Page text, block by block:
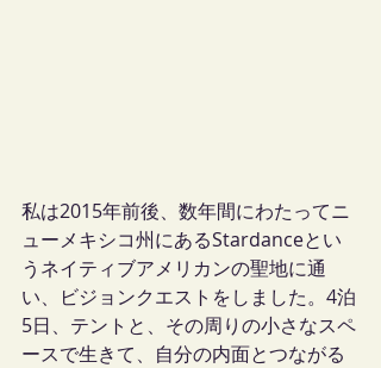
私は2015年前後、数年間にわたってニ
ューメキシコ州にあるStardanceとい
うネイティブアメリカンの聖地に通
い、ビジョンクエストをしました。4泊
5日、テントと、その周りの小さなスペ
ースで生きて、自分の内面とつながる